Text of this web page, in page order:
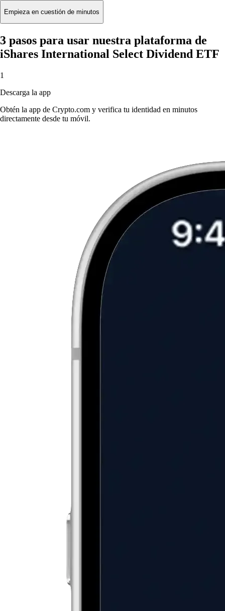
Empieza en cuestión de minutos
3 pasos para usar nuestra plataforma de
iShares International Select Dividend ETF
1
Descarga la app
Obtén la app de Crypto.com y verifica tu identidad en minutos
directamente desde tu móvil.